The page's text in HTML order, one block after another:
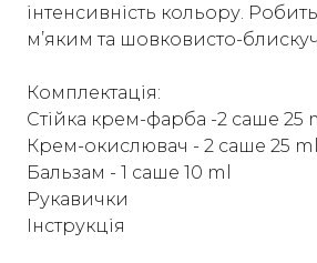
інтенсивність кольору.
м’яким та шовковисто-
Комплектація:
Стійка крем-фарба -2 саше 25
Крем-окислювач - 2 саше 25 ml
Бальзам - 1 саше 10 ml
Рукавички
Інструкція